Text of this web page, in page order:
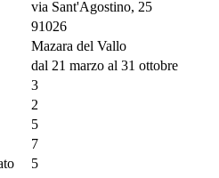
via Sant'Agostino, 25
91026
Mazara del Vallo
dal 21 marzo al 31 ottobre
3
2
5
7
5